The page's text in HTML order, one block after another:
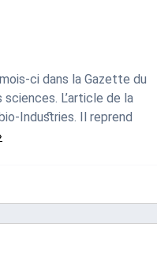
ci dans la Gazette du
L’article de la
Industries. Il reprend